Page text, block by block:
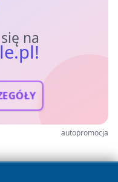
na
autopromocja